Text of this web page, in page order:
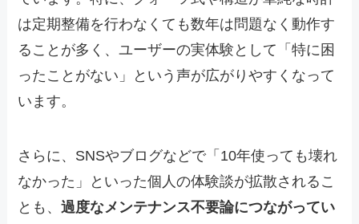
は定期整備を行わなくても数年は問題なく動作す
ることが多く、ユーザーの実体験として「特に困
ったことがない」という声が広がりやすくなって
います。
さらに、SNSやブログなどで「10年使っても壊れ
なかった」といった個人の体験談が拡散されるこ
とも、過度なメンテナンス不要論につながってい